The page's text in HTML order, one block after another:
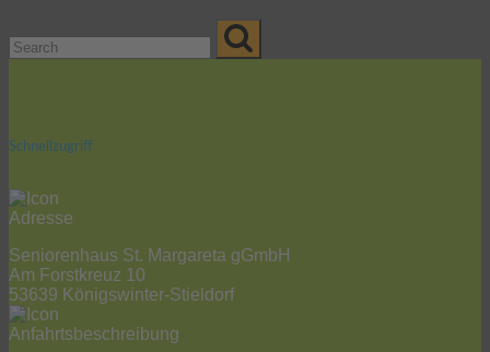
Schnellzugriff
Seniorenhaus St. Margareta gGmbH
Am Forstkreuz 10
53639 Königswinter-Stieldorf